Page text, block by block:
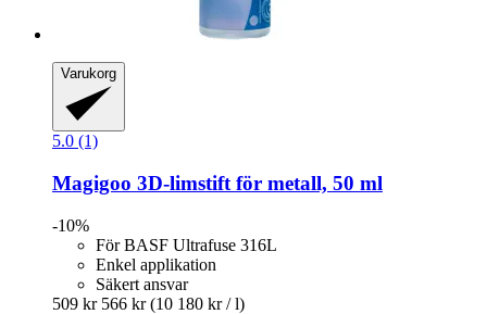
Varukorg
5.0 (1)
Magigoo 3D-​limstift för metall, 50 ml
-10%
För BASF Ultrafuse 316L
Enkel applikation
Säkert ansvar
509 kr 566 kr (10 180 kr / l)